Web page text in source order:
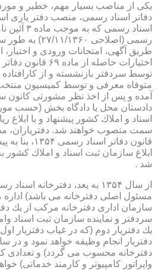
یكی از مناصب بسیار مهم، خطیر و
دفاتر اسناد رسمی، منصب دفتر یاری
اسناد رسمی
رسمی (اصلاحی ۲۷/
طریق آگهی، امتحانات ورودی و اختبار،
توسط سردفتر بازنشسته و از كارافتاده
متوفاه معرفی و توسط كمیسیون منتخب
آمده و پس از اخذ نظر مشورتی كانون
دادستان محل یا دادگاه بخش (حسب
اسناد و املاك كشور پیشنهاد و با ابلاغ
قانون دفاتر
ابلاغ سازمان ثبت اسناد و املاك
شد .
از سال ۱۳۵۴ به بعد،
مسئول اصلی دفترخانه می باشد) اداره
سازمان اداری دفترخانه مركب از یك
سردفتر و نماینده سازمان ثبت اسناد
یك دفتریار دوم (كه در غیاب دفتریار
دفتریار انجام وظیفه خواهد نمود و در
دفترخانه محسوب می گردد) و تعدادی
واپراتور كامپیوتر و كارمند خدماتی)